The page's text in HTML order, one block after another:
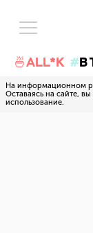
🍜ALL*K В
На информационном
Оставаясь на сайте,
использование.